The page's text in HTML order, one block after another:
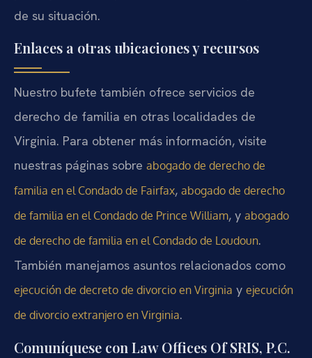
de su situación.
Enlaces a otras ubicaciones y recursos
Nuestro bufete también ofrece servicios de
derecho de familia en otras localidades de
Virginia. Para obtener más información, visite
nuestras páginas sobre abogado de derecho de
familia en el Condado de Fairfax, abogado de derecho
de familia en el Condado de Prince William, y abogado
de derecho de familia en el Condado de Loudoun.
También manejamos asuntos relacionados como
ejecución de decreto de divorcio en Virginia y ejecución
de divorcio extranjero en Virginia.
Comuníquese con Law Offices Of SRIS, P.C.